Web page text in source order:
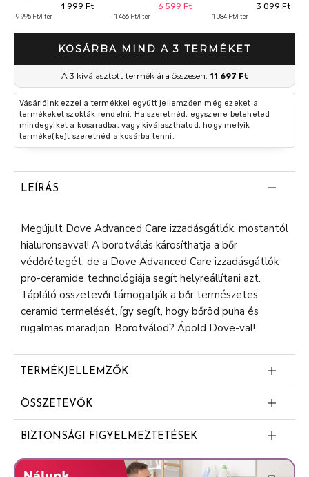
1 999 Ft
9 995 Ft/liter
Mosószer, 4.5 l, 100
Mosáshoz
6 599 Ft
1 466 Ft/liter
130 mosás 2860 ml3 099 Ft
1 084 Ft/liter
KOSÁRBA MIND A 3 TERMÉKET
A 3 kiválasztott termék ára összesen: 11 697 Ft
Vásárlóink ezzel a termékkel együtt jellemzően még ezeket a
termékeket szokták rendelni. Ha szeretnéd, egyszerre beteheted
mindegyiket a kosaradba, vagy kiválaszthatod, hogy melyik
terméke(ke)t szeretnéd a kosárba tenni.
LEÍRÁS
Megújult Dove Advanced Care izzadásgátlók, mostantól
hialuronsavval! A borotválás károsíthatja a bőr
védőrétegét, de a Dove Advanced Care izzadásgátlók
pro-ceramide technológiája segít helyreállítani azt.
Tápláló összetevői támogatják a bőr természetes
ceramid termelését, így segít, hogy bőröd puha és
rugalmas maradjon. Borotválod? Ápold Dove-val!
TERMÉKJELLEMZŐK
Pro-ceramide technológia
Hialuronsavval
Segít helyreállítani a bőr védőrétegét
Tápláló összetevők
ÖSSZETEVŐK
Butane
Propane
BIZTONSÁGI FIGYELMEZTETÉSEK
FIGYELMEZTETÉS: Ne használja sérült bőrön. Kiütés